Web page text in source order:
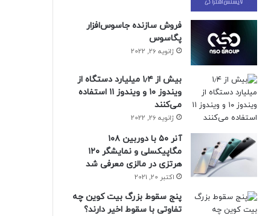
فروش سازنده جاسوس‌افزار
پگاسوس
ژانویه 26, 2022
بیش از ۱٫۴ میلیارد دستگاه از
ویندوز ۱۰ و ویندوز ۱۱ استفاده
می‌کنند
ژانویه 26, 2022
آنر ۵۰ با دوربین ۱۰۸
مگاپیکسلی و نمایشگر ۱۲۰
هرتزی در مالزی معرفی شد
اکتبر 20, 2021
پنج سقوط بزرگ بیت کوین چه
تفاوتی با سقوط اخیر دارند؟